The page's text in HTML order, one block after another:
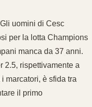
uomini di Cesc
per la lotta Champions
manca da 37 anni.
2.5, rispettivamente a
marcatori, è sfida tra
il primo